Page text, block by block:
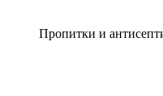
Пропитки и